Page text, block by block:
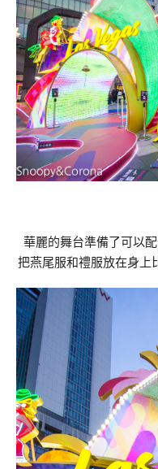
華麗的舞台準備了可以
把燕尾服和禮服放在身上